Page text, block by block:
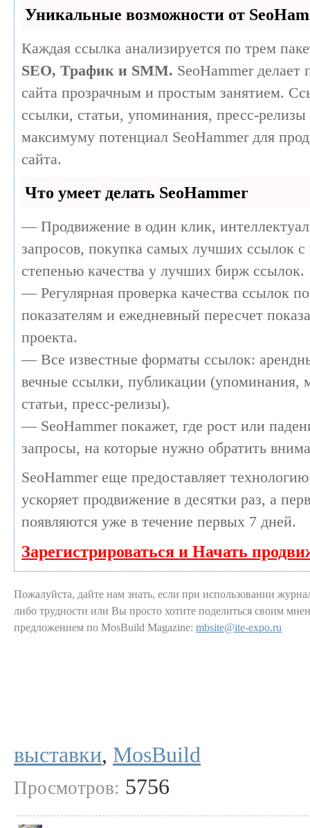
Уникальные возможности от
Каждая ссылка анализируется по трем
SEO, Трафик и SMM. SeoHammer делает
сайта прозрачным и простым занятием.
ссылки, статьи, упоминания, пресс-релизы
максимуму потенциал SeoHammer для
сайта.
Что умеет делать SeoHammer
— Продвижение в один клик,
запросов, покупка самых лучших ссылок с
степенью качества у лучших бирж ссылок.
— Регулярная проверка качества ссылок
показателям и ежедневный пересчет
проекта.
— Все известные форматы ссылок:
вечные ссылки, публикации (упоминания,
статьи, пресс-релизы).
— SeoHammer покажет, где рост или
запросы, на которые нужно обратить
SeoHammer еще предоставляет
ускоряет продвижение в десятки раз, а
появляются уже в течение первых 7 дней.
Зарегистрироваться и Начать
Пожалуйста, дайте нам знать, если при использовании
либо трудности или Вы просто хотите поделиться своим
предложением по MosBuild Magazine: mbsite@ite-expo.ru
выставки, MosBuild
Просмотров: 5756